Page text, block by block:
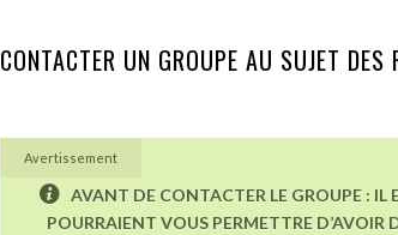
CONTACTER UN GROUPE AU SUJET DES
Avertissement
AVANT DE CONTACTER LE GROUPE : IL
POURRAIENT VOUS PERMETTRE D’AVOIR